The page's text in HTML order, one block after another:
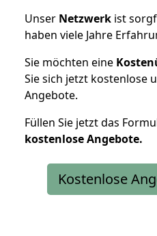
Unser Netzwerk ist
haben viele Jahre
Sie möchten eine
Sie sich jetzt kostenlose
Angebote.
Füllen Sie jetzt das
kostenloseAngebote.
Kostenlose